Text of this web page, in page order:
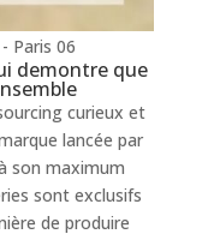
Paris 06
demontre que
curieux et
lancée par
son maximum
sont exclusifs
de produire